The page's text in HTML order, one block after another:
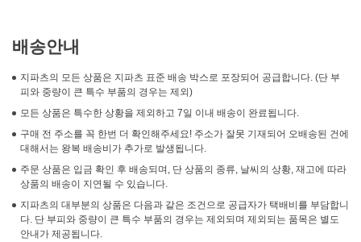
배송안내
지파츠의 모든 상품은 지파츠 표준 배송 박스로 포장되어 공급합니다. (단 부
피와 중량이 큰 특수 부품의 경우는 제외)
모든 상품은 특수한 상황을 제외하고 7일 이내 배송이 완료됩니다.
구매 전 주소를 꼭 한번 더 확인해주세요! 주소가 잘못 기재되어 오배송된 건에
대해서는 왕복 배송비가 추가로 발생됩니다.
주문 상품은 입금 확인 후 배송되며, 단 상품의 종류, 날씨의 상황, 재고에 따라
상품의 배송이 지연될 수 있습니다.
지파츠의 대부분의 상품은 다음과 같은 조건으로 공급자가 택배비를 부담합니
다. 단 부피와 중량이 큰 특수 부품의 경우는 제외되며 제외되는 품목은 별도
안내가 제공됩니다.